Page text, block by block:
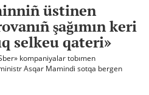
üstinen
şağımın keri
selkeu qateri»
kompaniyalar tobımen
Asqar Mamindi sotqa bergen